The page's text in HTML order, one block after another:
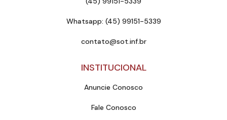
Whatsapp: (45) 99151-5339
contato@sot.inf.br
INSTITUCIONAL
Anuncie Conosco
Fale Conosco